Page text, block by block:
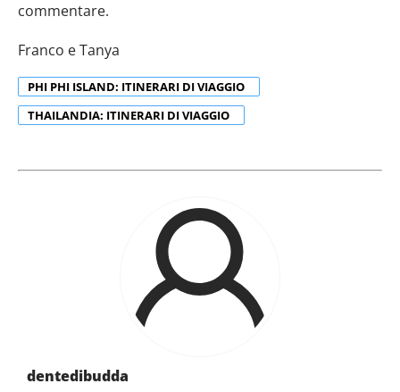
commentare.
Franco e Tanya
PHI PHI ISLAND: ITINERARI DI VIAGGIO
THAILANDIA: ITINERARI DI VIAGGIO
dentedibudda